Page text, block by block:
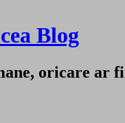
Blog
oricare ar